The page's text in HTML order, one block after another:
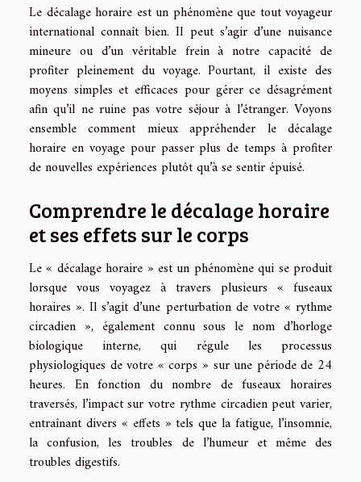
Le décalage horaire est un phénomène que tout voyageur
international connaît bien. Il peut s’agir d’une nuisance
mineure ou d’un véritable frein à notre capacité de
profiter pleinement du voyage. Pourtant, il existe des
moyens simples et efficaces pour gérer ce désagrément
afin qu’il ne ruine pas votre séjour à l’étranger. Voyons
ensemble comment mieux appréhender le décalage
horaire en voyage pour passer plus de temps à profiter
de nouvelles expériences plutôt qu’à se sentir épuisé.
Comprendre le décalage horaire
et ses effets sur le corps
Le « décalage horaire » est un phénomène qui se produit
lorsque vous voyagez à travers plusieurs « fuseaux
horaires ». Il s’agit d’une perturbation de votre « rythme
circadien », également connu sous le nom d’horloge
biologique interne, qui régule les processus
physiologiques de votre « corps » sur une période de 24
heures. En fonction du nombre de fuseaux horaires
traversés, l’impact sur votre rythme circadien peut varier,
entraînant divers « effets » tels que la fatigue, l’insomnie,
la confusion, les troubles de l’humeur et même des
troubles digestifs.